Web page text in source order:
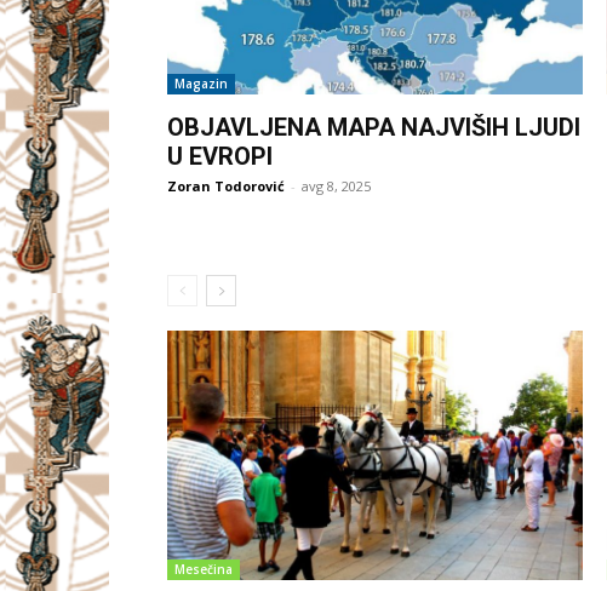
Magazin
OBJAVLJENA MAPA NAJVIŠIH LJUDI
U EVROPI
Zoran Todorović - avg 8, 2025
Mesečina